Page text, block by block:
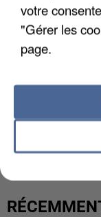
UNE
COULÉE DE
votre
"Gérer les
page.